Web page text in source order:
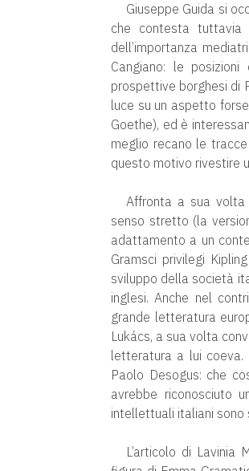
Giuseppe Guida si
che contesta
dell’importanza
Cangiano: le
prospettive borghesi di
luce su un aspetto
Goethe), ed è
meglio recano le
questo motivo rivestire
Affronta a sua volta
senso stretto (la
adattamento a un
Gramsci privilegi
sviluppo della società
inglesi. Anche nel
grande letteratura
Lukács, a sua volta
letteratura a lui coeva.
Paolo Desogus: che
avrebbe riconosciuto
intellettuali italiani sono
L’articolo di